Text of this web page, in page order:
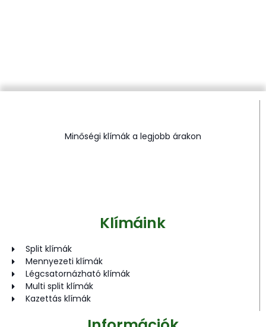
Minőségi klímák a legjobb árakon
Klímáink
Split klímák
Mennyezeti klímák
Légcsatornázható klímák
Multi split klímák
Kazettás klímák